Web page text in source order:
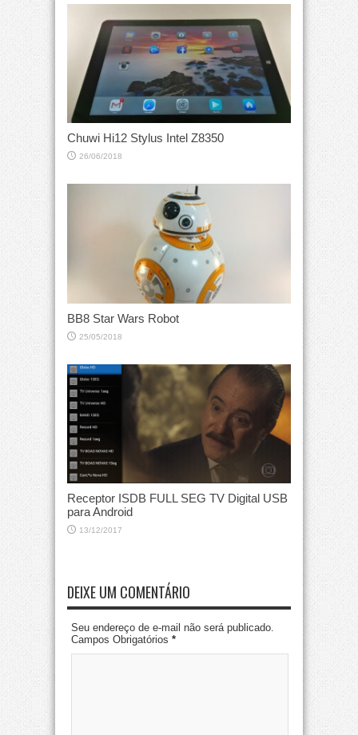
Chuwi Hi12 Stylus Intel Z8350
26/06/2018
BB8 Star Wars Robot
25/05/2018
Receptor ISDB FULL SEG TV Digital USB
para Android
13/12/2017
DEIXE UM COMENTÁRIO
Seu endereço de e-mail não será publicado.
Campos Obrigatórios *